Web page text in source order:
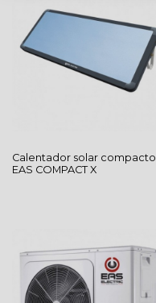
Calentador solar compacto
EAS COMPACT X